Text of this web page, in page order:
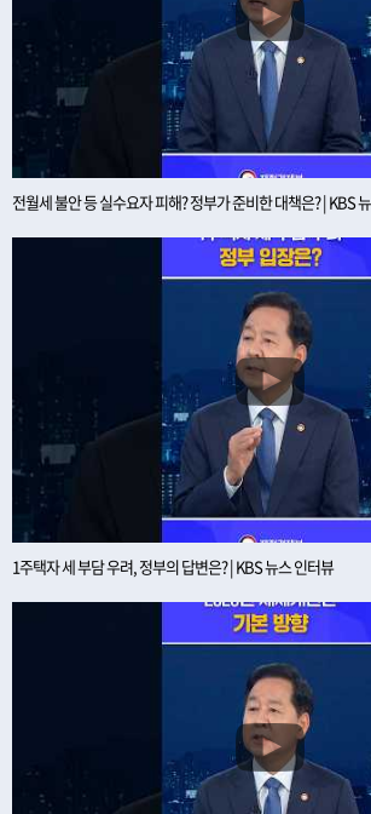
전월세 불안 등 실수요자 피해? 정부가 준비한 대책은? | KBS
1주택자 세 부담 우려, 정부의 답변은? | KBS 뉴스 인터뷰